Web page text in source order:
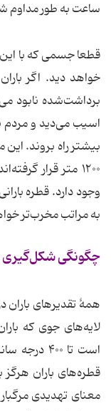
ساعت به طور مداوم
قطعا جسمی که با
خواهد دید. اگر
برداشت‌شده نابود
اسیب می‌دید و مردم
بیشتر راه بروند.
وجود دارد. قطره
به مراتب مخرب‌تر
چگونگی شکل‌گیری
همۀ تقدیرهای
لایه‌های جوی که
است تا
قطره‌های باران
معنای تهدیدی